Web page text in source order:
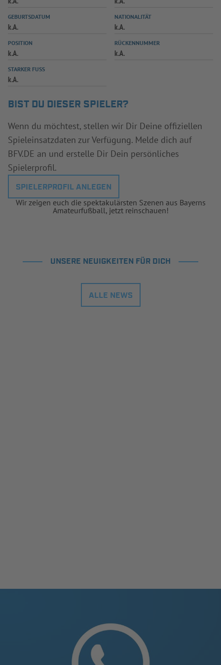
SPIELPLUS
GEBURTSDATUM
k.A.
NATIONALITÄT
k.A.
POSITION
k.A.
RÜCKENNUMMER
k.A.
STARKER FUSS
k.A.
BIST DU DIESER SPIELER?
Wenn du möchtest, stellen wir Dir Deine offiziellen
Spieleinsatzdaten zur Verfügung. Melde dich auf
BFV.DE an und erstelle Dir Dein persönliches
Spielerprofil.
SPIELERPROFIL ANLEGEN
Wir zeigen euch die spektakulärsten Szenen aus Bayerns
Amateurfußball, jetzt reinschauen!
UNSERE NEUIGKEITEN FÜR DICH
ALLE NEWS